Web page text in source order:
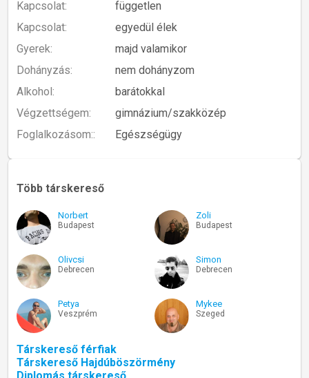
Kapcsolat:
független
Kapcsolat:
egyedül élek
Gyerek:
majd valamikor
Dohányzás:
nem dohányzom
Alkohol:
barátokkal
Végzettségem:
gimnázium/szakközép
Foglalkozásom::
Egészségügy
Több társkereső
Norbert
Budapest
Zoli
Budapest
Olivcsi
Debrecen
Simon
Debrecen
Petya
Veszprém
Mykee
Szeged
Társkereső férfiak
Társkereső Hajdúböszörmény
Diplomás társkereső